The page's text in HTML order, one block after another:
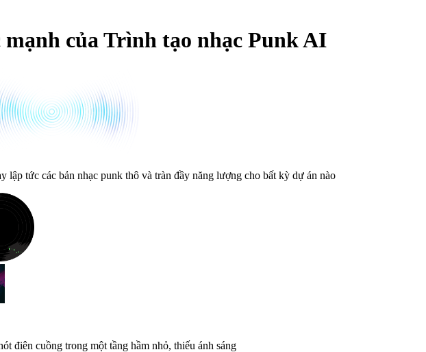
mạnh của Trình tạo nhạc Punk AI
lập tức các bản nhạc punk thô và tràn đầy năng lượng cho bất kỳ dự án nào
điên cuồng trong một tầng hầm nhỏ, thiếu ánh sáng